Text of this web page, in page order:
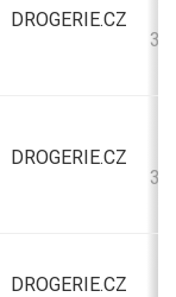
DROGERIE.CZ
DROGERIE.CZ
DROGERIE.CZ